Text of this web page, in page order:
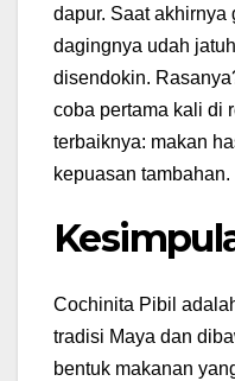
dapur. Saat akhirnya
dagingnya udah
disendokin.
coba pertama kali di
terbaiknya: makan
kepuasan tambahan.
Cochinita Pibil
tradisi Maya dan
bentuk makanan